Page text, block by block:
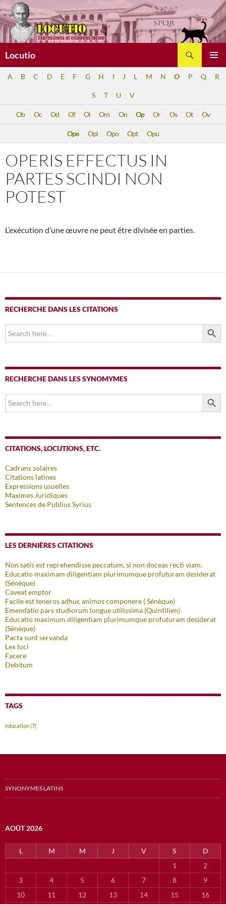
Aller
au
contenu
Locutio
A B C D E F G H I J L M N O P Q R
S T U V
Ob Oc Od Of Ol Om On Op Or Os Ot Ov
Ope Opi Opo Opt Opu
OPERIS EFFECTUS IN
PARTES SCINDI NON
POTEST
L’exécution d’une œuvre ne peut être divisée en parties.
RECHERCHE DANS LES CITATIONS
Search
for:
SEARCH
RECHERCHE DANS LES SYNOMYMES
Search
for:
SEARCH
CITATIONS, LOCUTIONS, ETC.
Cadrans solaires
Citations latines
Expressions usuelles
Maximes Juridiques
Sentences de Publius Syrius
LES DERNIÈRES CITATIONS
Non satis est reprehendisse peccatum, si non doceas recti viam.
Educatio maximam diligentiam plurimumque profuturam desiderat
(Sénèque)
Caveat emptor
Facile est teneros adhuc animos componere ( Sénèque)
Emendatio pars studiorum longue utilissima (Quintilien)
Educatio maximum diligentiam plurimumque profuturam desiderat
(Sénèque)
Pacta sunt servanda
Lex loci
Facere
Debitum
TAGS
éducation(7)
SYNONYMES LATINS
AOÛT 2026
L M M J V S
D
1
2
3
4 5 6 7 8
9
10
11 12 13 14 15 16